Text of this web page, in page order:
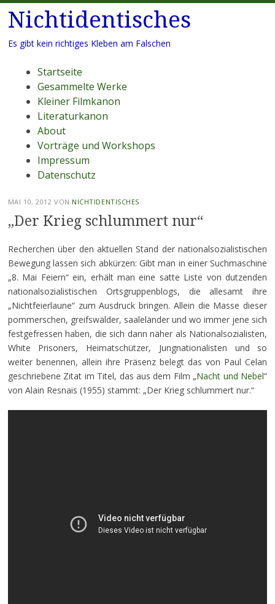
Nichtidentisches
Es gibt kein richtiges Kleben am Falschen
Menü
Zum
Inhalt
springen
Startseite
Gesammelte Werke
Kleiner Filmkanon
Literaturkanon
About
Vorträge und Workshops
Impressum
Datenschutz
MAI 10, 2012 VON NICHTIDENTISCHES
„Der Krieg schlummert nur“
Recherchen über den aktuellen Stand der nationalsozialistischen
Bewegung lassen sich abkürzen: Gibt man in einer Suchmaschine
„8. Mai Feiern“ ein, erhält man eine satte Liste von dutzenden
nationalsozialistischen Ortsgruppenblogs, die allesamt ihre
„Nichtfeierlaune“ zum Ausdruck bringen. Allein die Masse dieser
pommerschen, greifswälder, saaleländer und wo immer jene sich
festgefressen haben, die sich dann näher als Nationalsozialisten,
White Prisoners, Heimatschützer, Jungnationalisten und so
weiter benennen, allein ihre Präsenz belegt das von Paul Celan
geschriebene Zitat im Titel, das aus dem Film „Nacht und Nebel“
von Alain Resnais (1955) stammt: „Der Krieg schlummert nur.“